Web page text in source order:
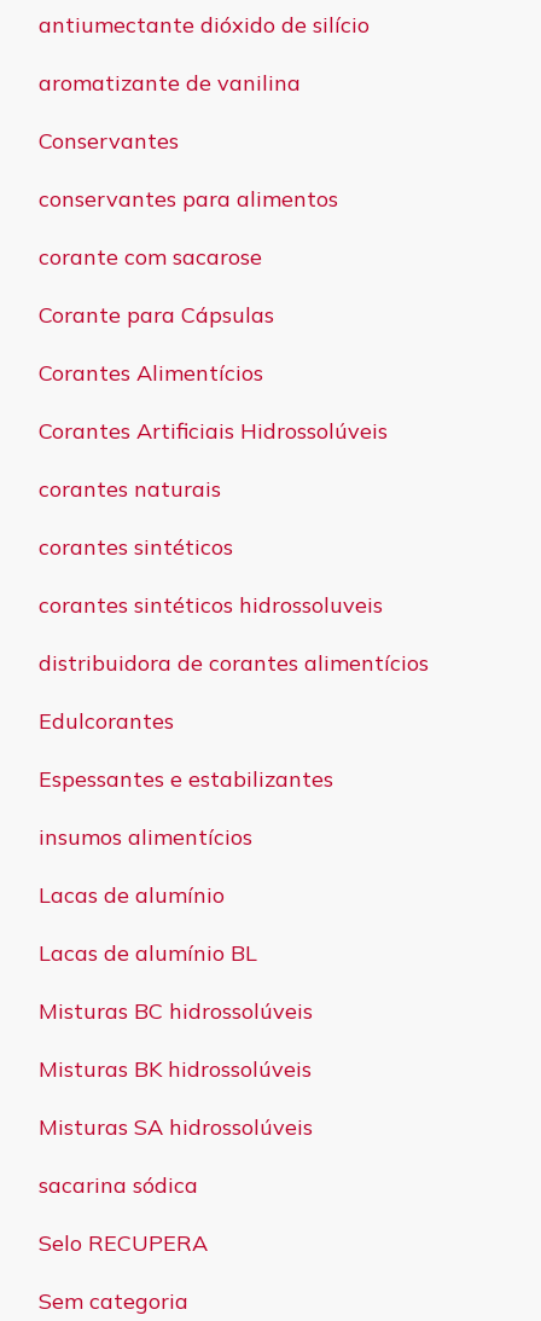
antiumectante dióxido de silício
aromatizante de vanilina
Conservantes
conservantes para alimentos
corante com sacarose
Corante para Cápsulas
Corantes Alimentícios
Corantes Artificiais Hidrossolúveis
corantes naturais
corantes sintéticos
corantes sintéticos hidrossoluveis
distribuidora de corantes alimentícios
Edulcorantes
Espessantes e estabilizantes
insumos alimentícios
Lacas de alumínio
Lacas de alumínio BL
Misturas BC hidrossolúveis
Misturas BK hidrossolúveis
Misturas SA hidrossolúveis
sacarina sódica
Selo RECUPERA
Sem categoria